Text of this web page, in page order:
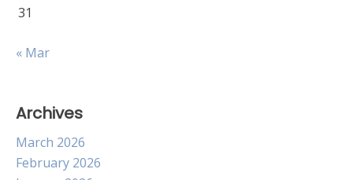
31
« Mar
Archives
March 2026
February 2026